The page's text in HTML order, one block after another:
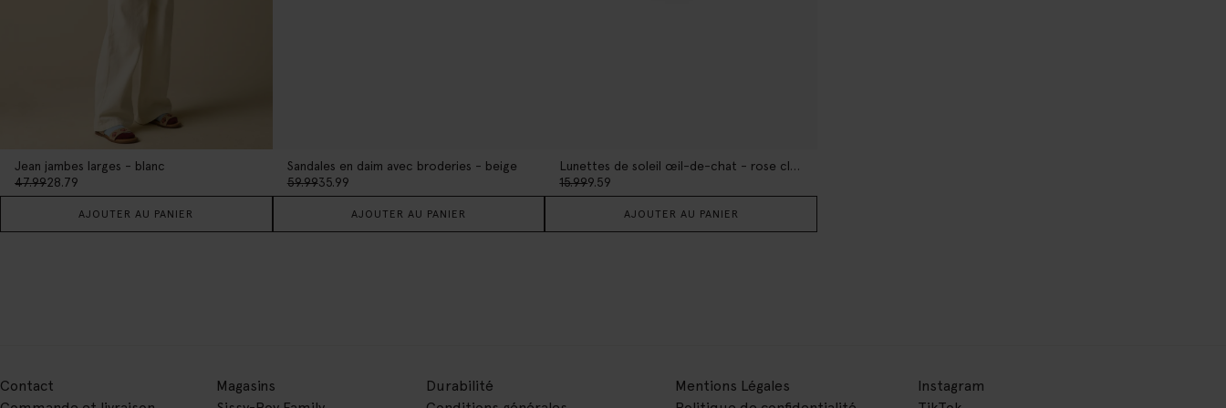
Jean jambes larges - blanc
47.9928.79
AJOUTER AU PANIER
Sandales en daim avec broderies - beige
59.9935.99
AJOUTER AU PANIER
Lunettes de soleil œil-de-chat - rose clair
15.999.59
AJOUTER AU PANIER
Contact
Magasins
Durabilité
Mentions Légales
Instagram